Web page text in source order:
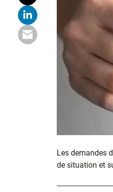
Les demandes
de situation et